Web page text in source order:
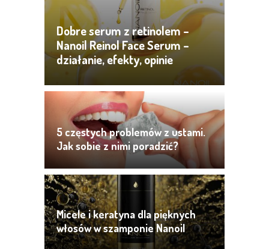
Dobre serum z retinolem –
Nanoil Reinol Face Serum –
działanie, efekty, opinie
5 częstych problemów z ustami.
Jak sobie z nimi poradzić?
Micele i keratyna dla pięknych
włosów w szamponie Nanoil
Keratin Micellar Shampoo